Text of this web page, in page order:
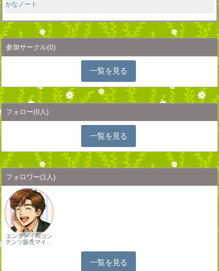
かなノート
参加サークル(0)
一覧を見る
フォロー(0人)
一覧を見る
フォロワー(1人)
エンタメ｜AIコン
テンツ販売マイ…
一覧を見る